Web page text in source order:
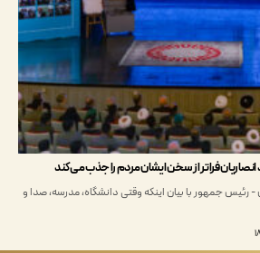
فراتر از سخن ایشان مردم را جذب می‌کند
با بیان اینکه وقتی دانشگاه، مدرسه، صدا و